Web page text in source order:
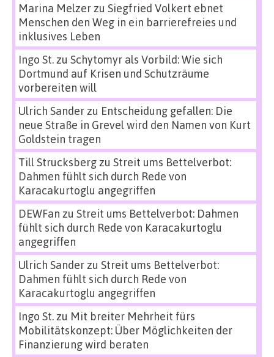
Marina Melzerzu Siegfried Volkert ebnet
Menschen den Weg in ein barrierefreies und
inklusives Leben
Ingo St.zu Schytomyr als Vorbild: Wie sich
Dortmund auf Krisen und Schutzräume
vorbereiten will
Ulrich Sanderzu Entscheidung gefallen: Die
neue Straße in Grevel wird den Namen von Kurt
Goldstein tragen
Till Strucksbergzu Streit ums Bettelverbot:
Dahmen fühlt sich durch Rede von
Karacakurtoglu angegriffen
DEWFan zu Streit ums Bettelverbot: Dahmen
fühlt sich durch Rede von Karacakurtoglu
angegriffen
Ulrich Sanderzu Streit ums Bettelverbot:
Dahmen fühlt sich durch Rede von
Karacakurtoglu angegriffen
Ingo St.zu Mit breiter Mehrheit fürs
Mobilitätskonzept: Über Möglichkeiten der
Finanzierung wird beraten